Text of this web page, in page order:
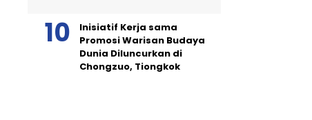
Inisiatif Kerja sama
Promosi Warisan Budaya
Dunia Diluncurkan di
Chongzuo, Tiongkok